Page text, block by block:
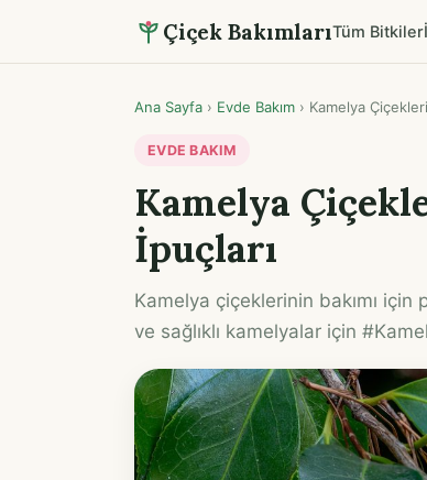
Çiçek BakımlarıTüm Bitkiler
Ana Sayfa › Evde Bakım › Kamelya
EVDE BAKIM
Kamelya
İpuçları
Kamelya çiçeklerinin bakımı
ve sağlıklı kamelyalar için